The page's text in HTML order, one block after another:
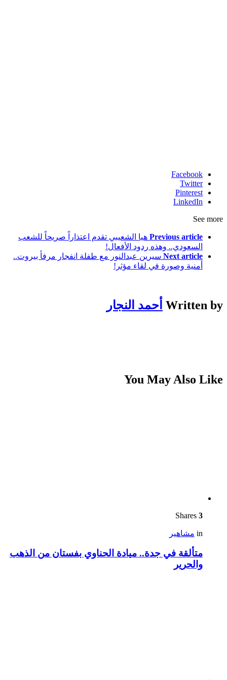
Facebook
Twitter
Pinterest
LinkedIn
See more
Previous article هيا الشعيبي تقدم اعتذاراً صريحاً للشعب
السعودي.. وهذه ردود الأفعال!
Next article سيرين عبدالنور مع طفلة انفجار مرفأ بيروت..
أمنية وصورة في لقاء مؤثر!
Written by أحمد النجار
You May Also Like
3
in مشاهير
متألقة في جدة.. ميادة الحناوي بفستان من الذهب
والحرير